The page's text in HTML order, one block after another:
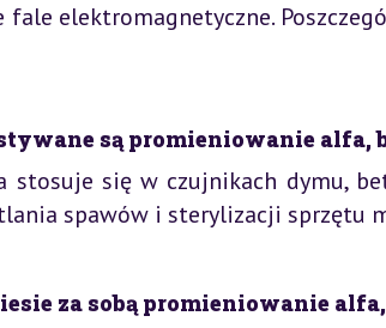
fale elektromagnetyczne.
są promieniowanie alfa,
stosuje się w czujnikach dymu,
spawów i sterylizacji sprzętu
za sobą promieniowanie